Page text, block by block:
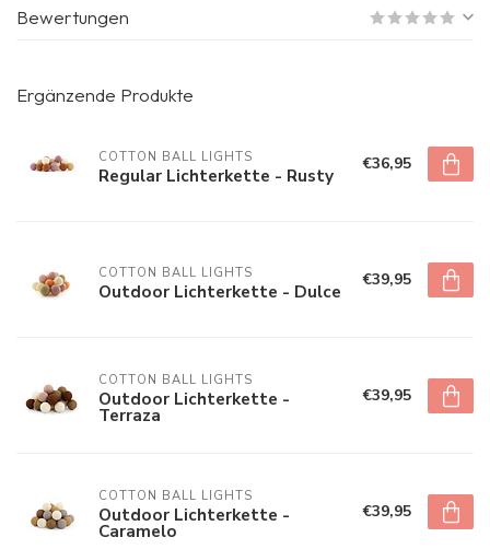
Bewertungen
Ergänzende Produkte
COTTON BALL LIGHTS
Regular Lichterkette - Rusty €36,95
COTTON BALL LIGHTS
Outdoor Lichterkette - Dulce €39,95
COTTON BALL LIGHTS
Outdoor Lichterkette -
Terraza
€39,95
COTTON BALL LIGHTS
Outdoor Lichterkette -
Caramelo
€39,95